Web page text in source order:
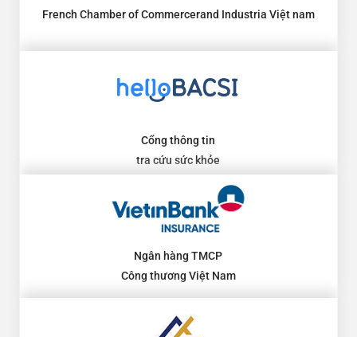
French Chamber of Commercerand Industria Việt nam
Cổng thông tin
tra cứu sức khỏe
Ngân hàng TMCP
Công thương Việt Nam